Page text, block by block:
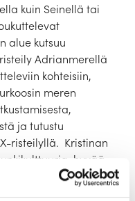
kuin Seinellä tai
alue kutsuu
Adrianmerellä
kohteisiin,
meren
ja tutustu
risteilyllä. Kristinan
hyvää